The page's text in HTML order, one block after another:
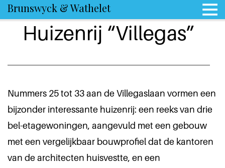
Brunswyck & Wathelet
Huizenrij “Villegas”
Nummers 25 tot 33 aan de Villegaslaan vormen een
bijzonder interessante huizenrij: een reeks van drie
bel-etagewoningen, aangevuld met een gebouw
met een vergelijkbaar bouwprofiel dat de kantoren
van de architecten huisvestte, en een